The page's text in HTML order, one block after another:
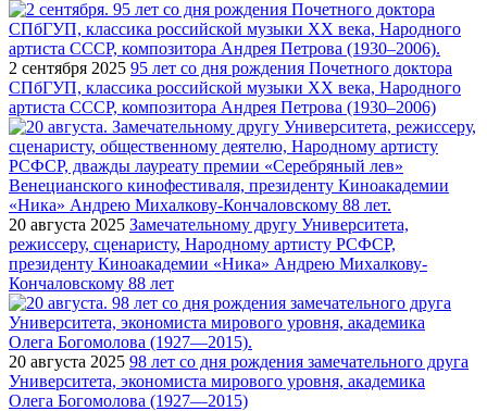
2 сентября 2025 95 лет со дня рождения Почетного доктора
СПбГУП, классика российской музыки ХХ века, Народного
артиста СССР, композитора Андрея Петрова (1930–2006)
20 августа 2025 Замечательному другу Университета,
режиссеру, сценаристу, Народному артисту РСФСР,
президенту Киноакадемии «Ника» Андрею Михалкову-
Кончаловскому 88 лет
20 августа 2025 98 лет со дня рождения замечательного друга
Университета, экономиста мирового уровня, академика
Олега Богомолова (1927—2015)